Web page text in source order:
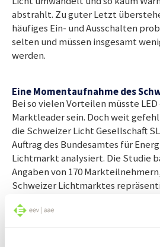
abstrahlt. Zu guter Letzt
häufiges Ein- und Ausschalten
selten und müssen insgesamt
werden.
Eine Momentaufnahme des
Bei so vielen Vorteilen müsste
Marktleader sein. Doch weit
die Schweizer Licht Gesellschaft
Auftrag des Bundesamtes für
Lichtmarkt analysiert. Die Studie
Angaben von 170
Schweizer Lichtmarktes
Halogen-Glühbirnen. Die
Energieklasse D sind damit immer